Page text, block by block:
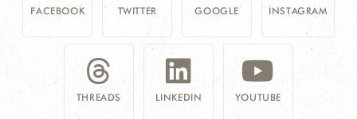
FACEBOOK TWITTER GOOGLE INSTAGRAM
THREADS LINKEDIN YOUTUBE